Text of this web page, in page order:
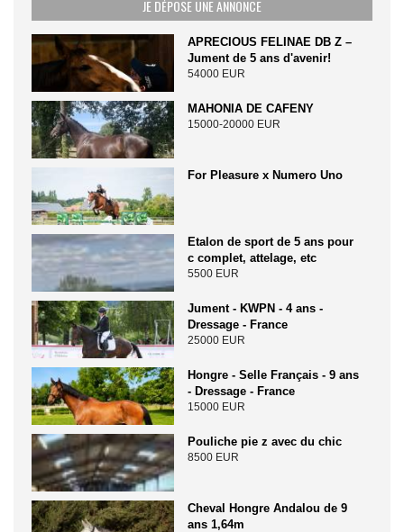
JE DÉPOSE UNE ANNONCE
APRECIOUS FELINAE DB Z –
Jument de 5 ans d'avenir!
54000 EUR
MAHONIA DE CAFENY
15000-20000 EUR
For Pleasure x Numero Uno
Etalon de sport de 5 ans pour
c complet, attelage, etc
5500 EUR
Jument - KWPN - 4 ans -
Dressage - France
25000 EUR
Hongre - Selle Français - 9 ans
- Dressage - France
15000 EUR
Pouliche pie z avec du chic
8500 EUR
Cheval Hongre Andalou de 9
ans 1,64m